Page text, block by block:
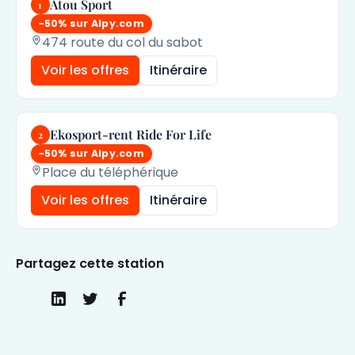
1 Atou Sport
−50% sur Alpy.com
474 route du col du sabot
Voir les offres
Itinéraire
2 Ekosport-rent Ride For Life
−50% sur Alpy.com
Place du téléphérique
Voir les offres
Itinéraire
Partagez cette station